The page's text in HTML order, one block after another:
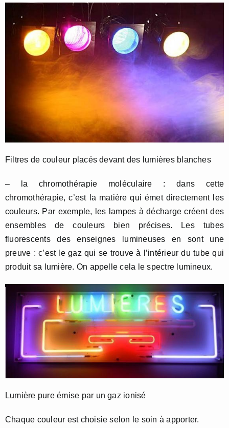
Filtres de couleur placés devant des lumières blanches
– la chromothérapie moléculaire : dans cette
chromothérapie, c’est la matière qui émet directement les
couleurs. Par exemple, les lampes à décharge créent des
ensembles de couleurs bien précises. Les tubes
fluorescents des enseignes lumineuses en sont une
preuve : c’est le gaz qui se trouve à l’intérieur du tube qui
produit sa lumière. On appelle cela le spectre lumineux.
Lumière pure émise par un gaz ionisé
Chaque couleur est choisie selon le soin à apporter.